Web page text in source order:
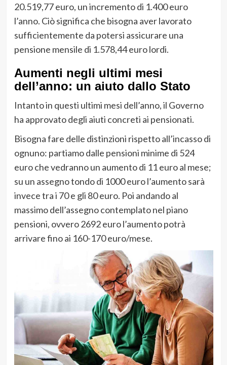
20.519,77 euro, un incremento di 1.400 euro
l’anno. Ciò significa che bisogna aver lavorato
sufficientemente da potersi assicurare una
pensione mensile di 1.578,44 euro lordi.
Aumenti negli ultimi mesi
dell’anno: un aiuto dallo Stato
Intanto in questi ultimi mesi dell’anno, il Governo
ha approvato degli aiuti concreti ai pensionati.
Bisogna fare delle distinzioni rispetto all’incasso di
ognuno: partiamo dalle pensioni minime di 524
euro che vedranno un aumento di 11 euro al mese;
su un assegno tondo di 1000 euro l’aumento sarà
invece tra i 70 e gli 80 euro. Poi andando al
massimo dell’assegno contemplato nel piano
pensioni, ovvero 2692 euro l’aumento potrà
arrivare fino ai 160-170 euro/mese.